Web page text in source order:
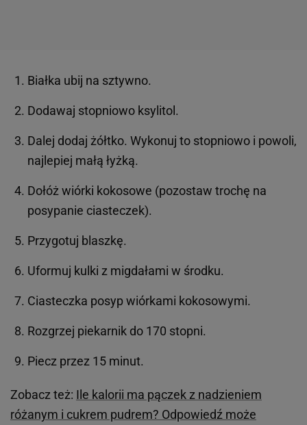
Białka ubij na sztywno.
Dodawaj stopniowo ksylitol.
Dalej dodaj żółtko. Wykonuj to stopniowo i powoli,
najlepiej małą łyżką.
Dołóż wiórki kokosowe (pozostaw trochę na
posypanie ciasteczek).
Przygotuj blaszkę.
Uformuj kulki z migdałami w środku.
Ciasteczka posyp wiórkami kokosowymi.
Rozgrzej piekarnik do 170 stopni.
Piecz przez 15 minut.
Zobacz też: Ile kalorii ma pączek z nadzieniem
różanym i cukrem pudrem? Odpowiedź może